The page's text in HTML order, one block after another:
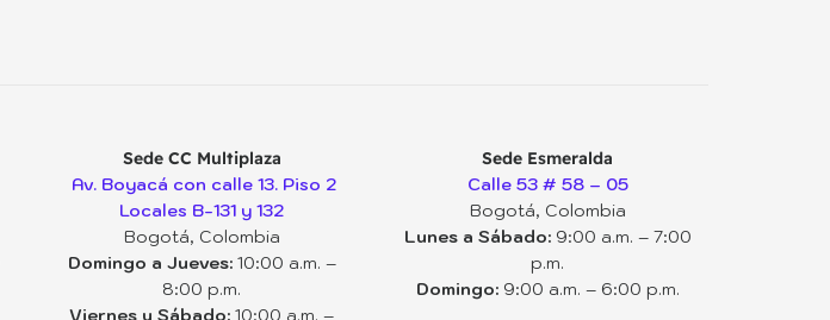
Sede CC Multiplaza
Av. Boyacá con calle 13. Piso 2
Locales B-131 y 132
Bogotá, Colombia
Domingo a Jueves:10:00 a.m. –
8:00 p.m.
Viernes y Sábado: 10:00 a.m. –
Sede Esmeralda
Calle 53 # 58 – 05
Bogotá, Colombia
Lunes a Sábado:9:00 a.m. – 7:00
p.m.
Domingo:9:00 a.m. – 6:00 p.m.